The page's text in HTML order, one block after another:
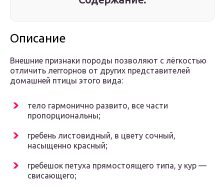
Описание
Внешние признаки породы позволяют с лёгкостью
отличить леггорнов от других представителей
домашней птицы этого вида:
тело гармонично развито, все части
пропорциональны;
гребень листовидный, в цвету сочный,
насыщенно красный;
гребешок петуха прямостоящего типа, у кур —
свисающего;